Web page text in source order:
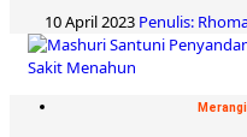
10 April 2023 Penulis: